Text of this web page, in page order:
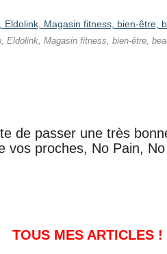
Eldolink, Magasin fitness, bien-être,
de passer une très
vos proches, No Pain,
TOUS MES ARTICLES !